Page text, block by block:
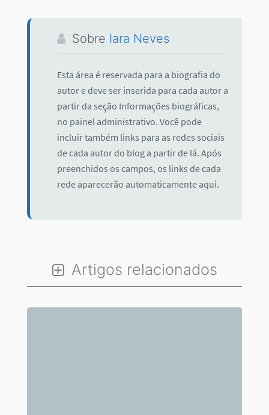
Sobre Iara Neves
Esta área é reservada para a biografia do
autor e deve ser inserida para cada autor a
partir da seção Informações biográficas,
no painel administrativo. Você pode
incluir também links para as redes sociais
de cada autor do blog a partir de lá. Após
preenchidos os campos, os links de cada
rede aparecerão automaticamente aqui.
Artigos relacionados